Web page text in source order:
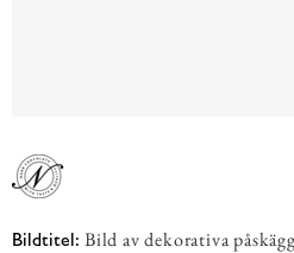
Bildtitel: Bild av dekorativa